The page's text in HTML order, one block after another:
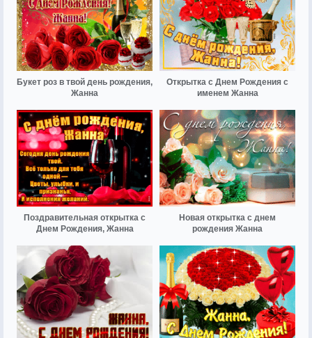
Букет роз в твой день рождения,
Жанна
Открытка с Днем Рождения с
именем Жанна
Поздравительная открытка с
Днем Рождения, Жанна
Новая открытка с днем
рождения Жанна